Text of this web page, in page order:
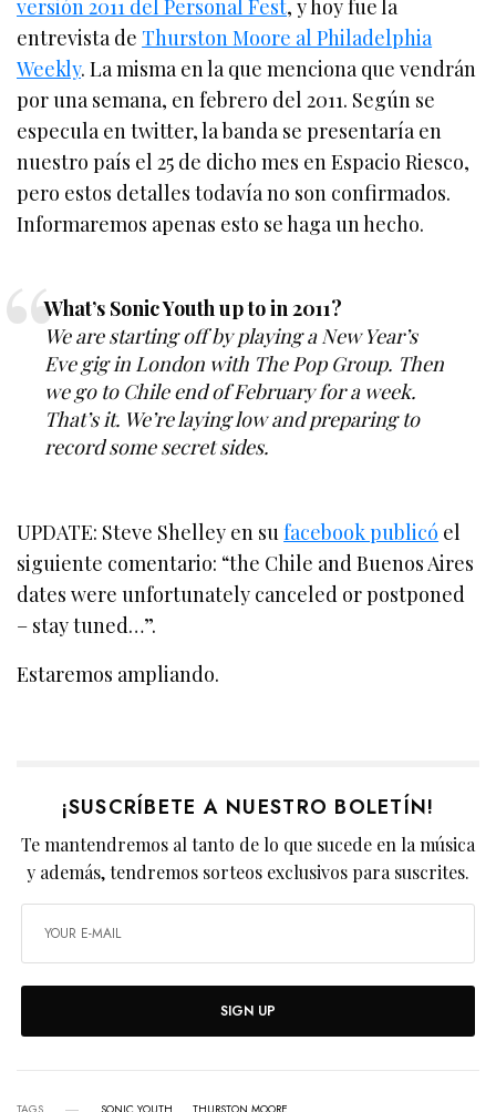
versión 2011 del Personal Fest, y hoy fue la
entrevista de Thurston Moore al Philadelphia
Weekly. La misma en la que menciona que vendrán
por una semana, en febrero del 2011. Según se
especula en twitter, la banda se presentaría en
nuestro país el 25 de dicho mes en Espacio Riesco,
pero estos detalles todavía no son confirmados.
Informaremos apenas esto se haga un hecho.
What’s Sonic Youth up to in 2011?
We are starting off by playing a New Year’s
Eve gig in London with The Pop Group. Then
we go to Chile end of February for a week.
That’s it. We’re laying low and preparing to
record some secret sides.
UPDATE: Steve Shelley en sufacebook publicó el
siguiente comentario: “the Chile and Buenos Aires
dates were unfortunately canceled or postponed
– stay tuned…”.
Estaremos ampliando.
¡SUSCRÍBETE A NUESTRO BOLETÍN!
Te mantendremos al tanto de lo que sucede en la música
y además, tendremos sorteos exclusivos para suscrites.
SIGN UP